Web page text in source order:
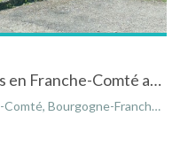
Gîte à Vuillafans dans le Doubs en Franche-Comté au coeur de la Vallée de la Loue
Franche-Comté, France